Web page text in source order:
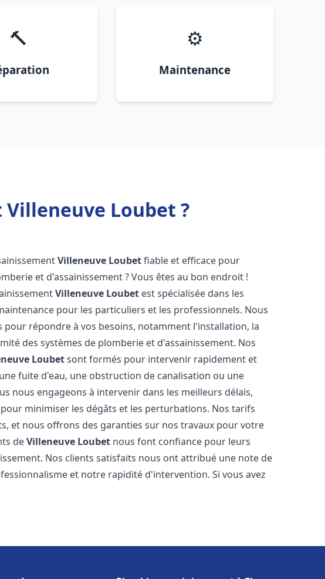
🔨 ⚙️
Maintenance
Loubet ?
Villeneuve Loubetfiable et efficace pour
et d'assainissement ? Vous êtes au bon endroit !
Villeneuve Loubet est spécialisée dans les
pour les particuliers et les professionnels. Nous
pour répondre à vos besoins, notamment l'installation, la
des systèmes de plomberie et d'assainissement. Nos
Loubetsont formés pour intervenir rapidement et
fuite d'eau, une obstruction de canalisation ou une
nous engageons à intervenir dans les meilleurs délais,
minimiser les dégâts et les perturbations. Nos tarifs
et nous offrons des garanties sur nos travaux pour votre
deVilleneuve Loubet nous font confiance pour leurs
Nos clients satisfaits nous ont attribué une note de
et notre rapidité d'intervention. Si vous avez